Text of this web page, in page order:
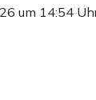
um 14:54